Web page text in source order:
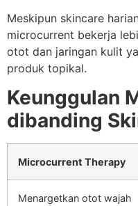
Meskipun skincare
microcurrent bekerja
otot dan jaringan kulit
produk topikal.
Keunggulan
dibanding
Microcurrent Therapy
Menargetkan otot wajah